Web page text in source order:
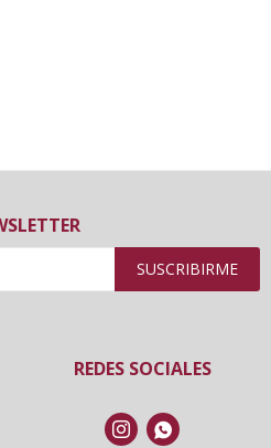
SUSCRIBIRME
REDES SOCIALES
 